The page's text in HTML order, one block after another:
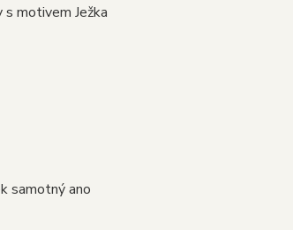
motivem Ježka
samotný ano